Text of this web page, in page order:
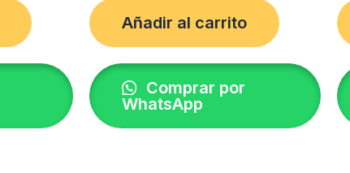
Añadir al carrito
Comprar por
WhatsApp